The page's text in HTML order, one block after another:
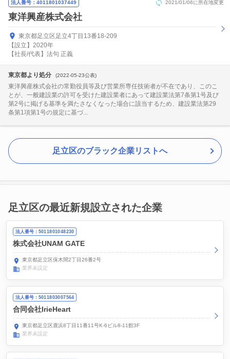
法人番号：4011801037449 2021/01/06に所在地変更
東洋興産株式会社
東京都足立区足立4丁目13番18-209
【設立】2020年
【社長/代表】法句 正義
東京都より処分 (2022-05-23公表)
東洋興産株式会社の常勤役員等及び営業所専任技術者が不在であり、このこ
とが、一般建設業の許可を受けた建設業者にあって建設業法第7条第1号及び
第2号に掲げる基準を満たさなくなった場合に該当するため、建設業法第29
条第1項第1号の規定に基づ...
足立区のブラック企業リストへ
足立区の最近新規設立された企業
法人番号：5011801048230
株式会社UNAM GATE
東京都足立区保木間2丁目26番2号
業界未設定
法人番号：5011803007564
合同会社IrieHeart
東京都足立区鹿浜8丁目11番11号K-6ビル8-11館3F
業界未設定